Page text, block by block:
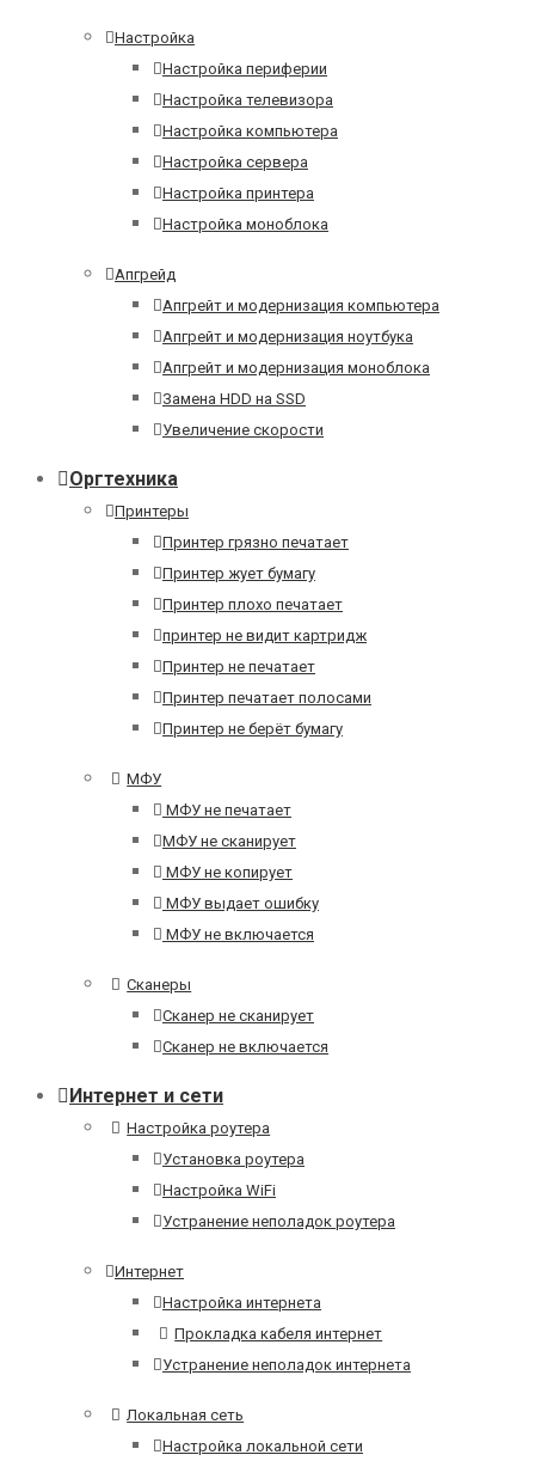
Настройка
Настройка периферии
Настройка телевизора
Настройка компьютера
Настройка сервера
Настройка принтера
Настройка моноблока
Апгрейд
Апгрейт и модернизация компьютера
Апгрейт и модернизация ноутбука
Апгрейт и модернизация моноблока
Замена HDD на SSD
Увеличение скорости
Оргтехника
Принтеры
Принтер грязно печатает
Принтер жует бумагу
Принтер плохо печатает
принтер не видит картридж
Принтер не печатает
Принтер печатает полосами
Принтер не берёт бумагу
МФУ
МФУ не печатает
МФУ не сканирует
МФУ не копирует
МФУ выдает ошибку
МФУ не включается
Сканеры
Сканер не сканирует
Сканер не включается
Интернет и сети
Настройка роутера
Установка роутера
Настройка WiFi
Устранение неполадок роутера
Интернет
Настройка интернета
Прокладка кабеля интернет
Устранение неполадок интернета
Локальная сеть
Настройка локальной сети